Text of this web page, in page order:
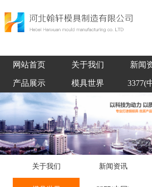
网站首页 关于我们 新闻
产品展示 模具世界 3377(
关于我们 新闻资讯